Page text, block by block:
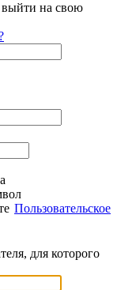
выйти на свою
Пользовательское
для которого